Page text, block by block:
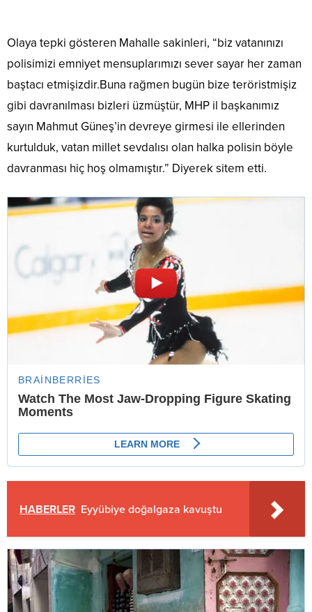
Olaya tepki gösteren Mahalle sakinleri, “biz vatanınızı
polisimizi emniyet mensuplarımızı sever sayar her zaman
baştacı etmişizdir.Buna rağmen bugün bize teröristmişiz
gibi davranılması bizleri üzmüştür, MHP il başkanımız
sayın Mahmut Güneş’in devreye girmesi ile ellerinden
kurtulduk, vatan millet sevdalısı olan halka polisin böyle
davranması hiç hoş olmamıştır.” Diyerek sitem etti.
HABERLER Eyyübiye doğalgaza kavuştu